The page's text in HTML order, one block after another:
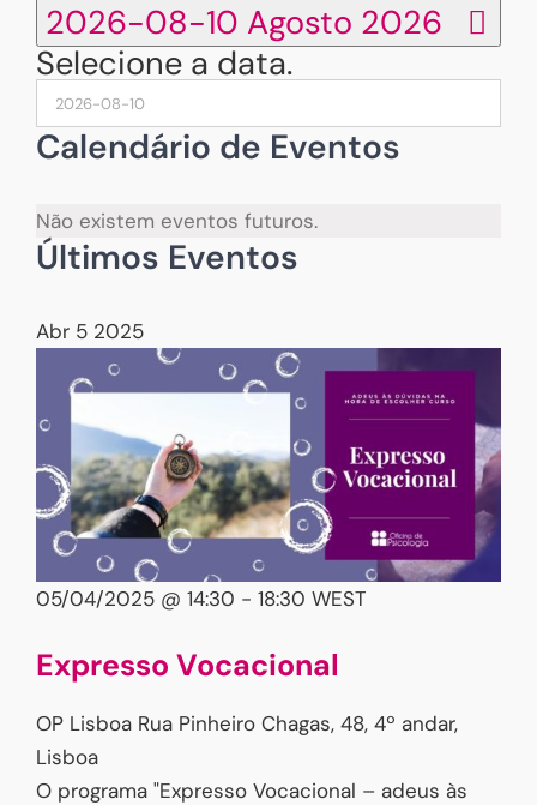
2026-08-10 Agosto 2026
Selecione a data.
Calendário de Eventos
Não existem eventos futuros.
Últimos Eventos
Abr 5 2025
05/04/2025 @ 14:30 - 18:30 WEST
Expresso Vocacional
OP Lisboa Rua Pinheiro Chagas, 48, 4º andar,
Lisboa
O programa "Expresso Vocacional – adeus às